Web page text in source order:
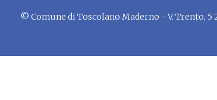
© Comune di Toscolano Maderno - V. Trento, 5